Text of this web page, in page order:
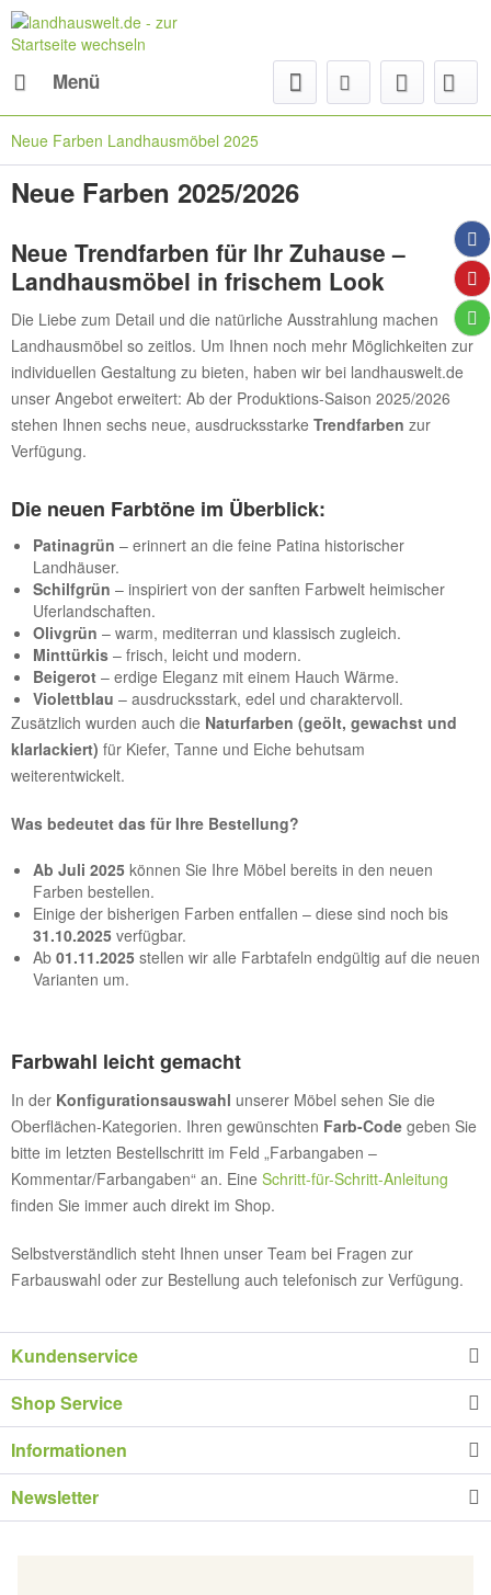
Menü
Neue Farben Landhausmöbel 2025
Neue Farben 2025/2026
Neue Trendfarben für Ihr Zuhause –
Landhausmöbel in frischem Look
Die Liebe zum Detail und die natürliche Ausstrahlung machen
Landhausmöbel so zeitlos. Um Ihnen noch mehr Möglichkeiten zur
individuellen Gestaltung zu bieten, haben wir bei landhauswelt.de
unser Angebot erweitert: Ab der Produktions-Saison 2025/2026
stehen Ihnen sechs neue, ausdrucksstarke Trendfarben zur
Verfügung.
Die neuen Farbtöne im Überblick:
Patinagrün – erinnert an die feine Patina historischer
Landhäuser.
Schilfgrün – inspiriert von der sanften Farbwelt heimischer
Uferlandschaften.
Olivgrün – warm, mediterran und klassisch zugleich.
Minttürkis – frisch, leicht und modern.
Beigerot – erdige Eleganz mit einem Hauch Wärme.
Violettblau – ausdrucksstark, edel und charaktervoll.
Zusätzlich wurden auch die Naturfarben (geölt, gewachst und
klarlackiert) für Kiefer, Tanne und Eiche behutsam
weiterentwickelt.
Was bedeutet das für Ihre Bestellung?
Ab Juli 2025 können Sie Ihre Möbel bereits in den neuen
Farben bestellen.
Einige der bisherigen Farben entfallen – diese sind noch bis
31.10.2025 verfügbar.
Ab 01.11.2025 stellen wir alle Farbtafeln endgültig auf die neuen
Varianten um.
Farbwahl leicht gemacht
In der Konfigurationsauswahl unserer Möbel sehen Sie die
Oberflächen-Kategorien. Ihren gewünschten Farb-Code geben Sie
bitte im letzten Bestellschritt im Feld „Farbangaben –
Kommentar/Farbangaben“ an. Eine Schritt-für-Schritt-Anleitung
finden Sie immer auch direkt im Shop.
Selbstverständlich steht Ihnen unser Team bei Fragen zur
Farbauswahl oder zur Bestellung auch telefonisch zur Verfügung.
Kundenservice
Shop Service
Informationen
Newsletter